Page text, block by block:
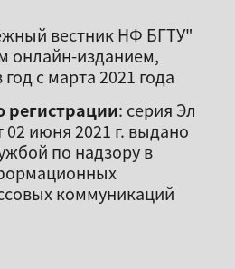
вестник НФ БГТУ"
онлайн-изданием,
с марта 2021 года
регистрации: серия Эл
июня 2021 г. выдано
по надзору в
коммуникаций